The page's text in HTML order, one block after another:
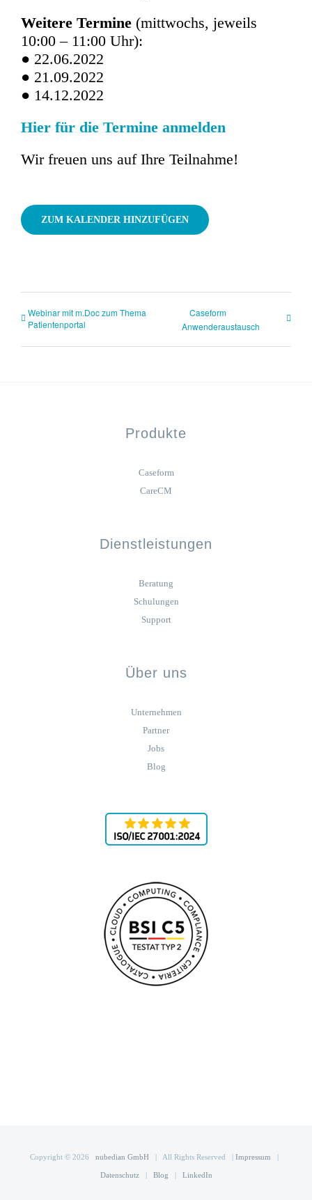
Weitere Termine (mittwochs, jeweils
10:00 – 11:00 Uhr):
● 22.06.2022
● 21.09.2022
● 14.12.2022
Hier für die Termine anmelden
Wir freuen uns auf Ihre Teilnahme!
ZUM KALENDER HINZUFÜGEN
Webinar mit m.Doc zum Thema
Patientenportal
Caseform
Anwenderaustausch
Produkte
Caseform
CareCM
Dienstleistungen
Beratung
Schulungen
Support
Über uns
Unternehmen
Partner
Jobs
Blog
Copyright © 2026 nubedian GmbH| All Rights Reserved | Impressum
Datenschutz| Blog LinkedIn